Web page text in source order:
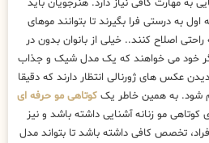
اول به درستی فرا بگیرند تا بتوانند موهای
اصلاح کنند.. خیلی از بانوان بدون در
خود می خواهند که یک مدل شیک و جذاب
عکس های ژورنالی انتظار دارند که دقیقا
شود. به همین خاطر یک کوتاهی مو حرفه ای
مو زنانه آشنایی داشته باشد و نیز
تخصص کافی داشته باشد تا بتواند مدل